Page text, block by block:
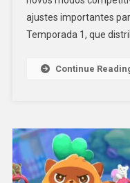
ajustes importantes
Temporada 1, que
Continue